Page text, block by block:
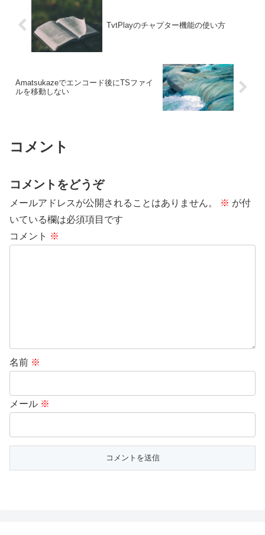
TvtPlayのチャプター機能の使い方
Amatsukazeでエンコード後にTSファイ
ルを移動しない
コメント
コメントをどうぞ
メールアドレスが公開されることはありません。 ※ が付
いている欄は必須項目です
コメント ※
名前 ※
メール ※